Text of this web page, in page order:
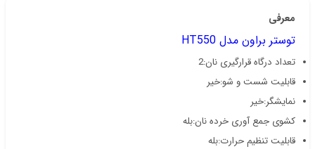
معرفی
توستر براون مدل HT550
تعداد درگاه قرارگیری نان:2
قابلیت شست و شو:خیر
نمایشگر:خیر
کشوی جمع آوری خرده نان:بله
قابلیت تنظیم حرارت:بله